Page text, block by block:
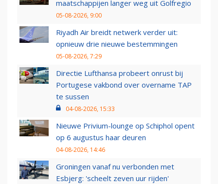
maatschappijen langer weg uit Golfregio
05-08-2026, 9:00
Riyadh Air breidt netwerk verder uit:
opnieuw drie nieuwe bestemmingen
05-08-2026, 7:29
Directie Lufthansa probeert onrust bij
Portugese vakbond over overname TAP
te sussen
04-08-2026, 15:33
Nieuwe Privium-lounge op Schiphol opent
op 6 augustus haar deuren
04-08-2026, 14:46
Groningen vanaf nu verbonden met
Esbjerg: 'scheelt zeven uur rijden'